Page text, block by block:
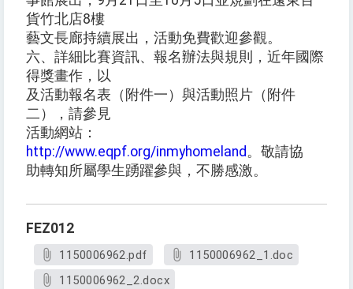
貨竹北店8樓
藝文長廊持續展出，活動免費歡迎參觀。
六、詳細比賽資訊、報名辦法與規則，近年國際
得獎畫作，以
及活動報名表（附件一）與活動照片（附件
二），請參見
活動網站：
http://www.eqpf.org/inmyhomeland。敬請協
助轉知所屬學生踴躍參與，不勝感激。
FEZ012
1150006962.pdf
1150006962_1.doc
1150006962_2.docx